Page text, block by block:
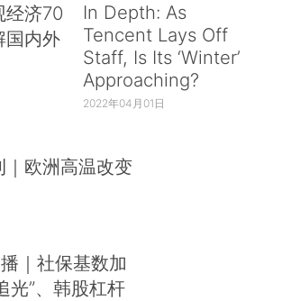
经济70
国内外
In Depth: As
Tencent Lays Off
Staff, Is Its ‘Winter’
Approaching?
2022年04月01日
｜欧洲高温改变
｜社保基数加
光”、韩股杠杆